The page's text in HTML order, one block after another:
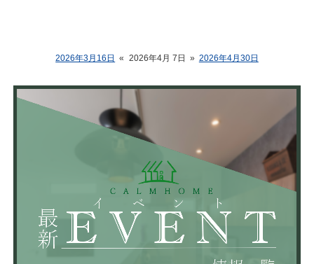
2026年3月16日 « 2026年4月 7日 » 2026年4月30日